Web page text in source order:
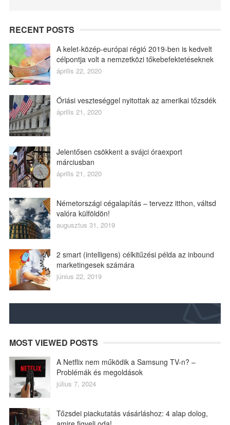
RECENT POSTS
A kelet-közép-európai régió 2019-ben is kedvelt
célpontja volt a nemzetközi tőkebefektetéseknek
április 22, 2020
Óriási veszteséggel nyitottak az amerikai tőzsdék
április 21, 2020
Jelentősen csökkent a svájci óraexport
márciusban
április 21, 2020
Németországi cégalapítás – tervezz itthon, váltsd
valóra külföldön!
augusztus 31, 2019
2 smart (intelligens) célkitűzési példa az inbound
marketingesek számára
június 22, 2019
MOST VIEWED POSTS
A Netflix nem működik a Samsung TV-n? –
Problémák és megoldások
július 7, 2024
Tőzsdei piackutatás vásárláshoz: 4 alap dolog,